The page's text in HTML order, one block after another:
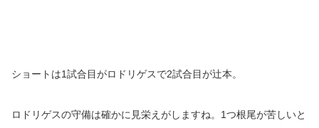
ショートは1試合目がロドリゲスで2試合目が辻本。
ロドリゲスの守備は確かに見栄えがしますね。1つ根尾が苦しいと